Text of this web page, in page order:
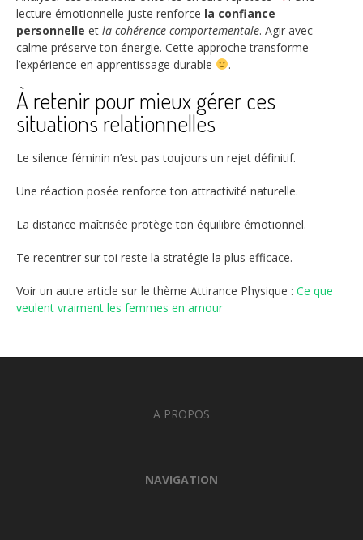
lecture émotionnelle juste renforce la confiance
personnelle et la cohérence comportementale. Agir avec
calme préserve ton énergie. Cette approche transforme
l’expérience en apprentissage durable
.
À retenir pour mieux gérer ces
situations relationnelles
Le silence féminin n’est pas toujours un rejet définitif.
Une réaction posée renforce ton attractivité naturelle.
La distance maîtrisée protège ton équilibre émotionnel.
Te recentrer sur toi reste la stratégie la plus efficace.
Voir un autre article sur le thème Attirance Physique : Ce que
veulent vraiment les femmes en amour
A PROPOS
NAVIGATION